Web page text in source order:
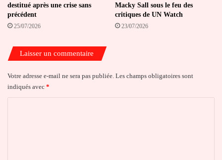
destitué après une crise sans
précédent
25/07/2026
Macky Sall sous le feu des
critiques de UN Watch
23/07/2026
Laisser un commentaire
Votre adresse e-mail ne sera pas publiée. Les champs obligatoires sont
indiqués avec *